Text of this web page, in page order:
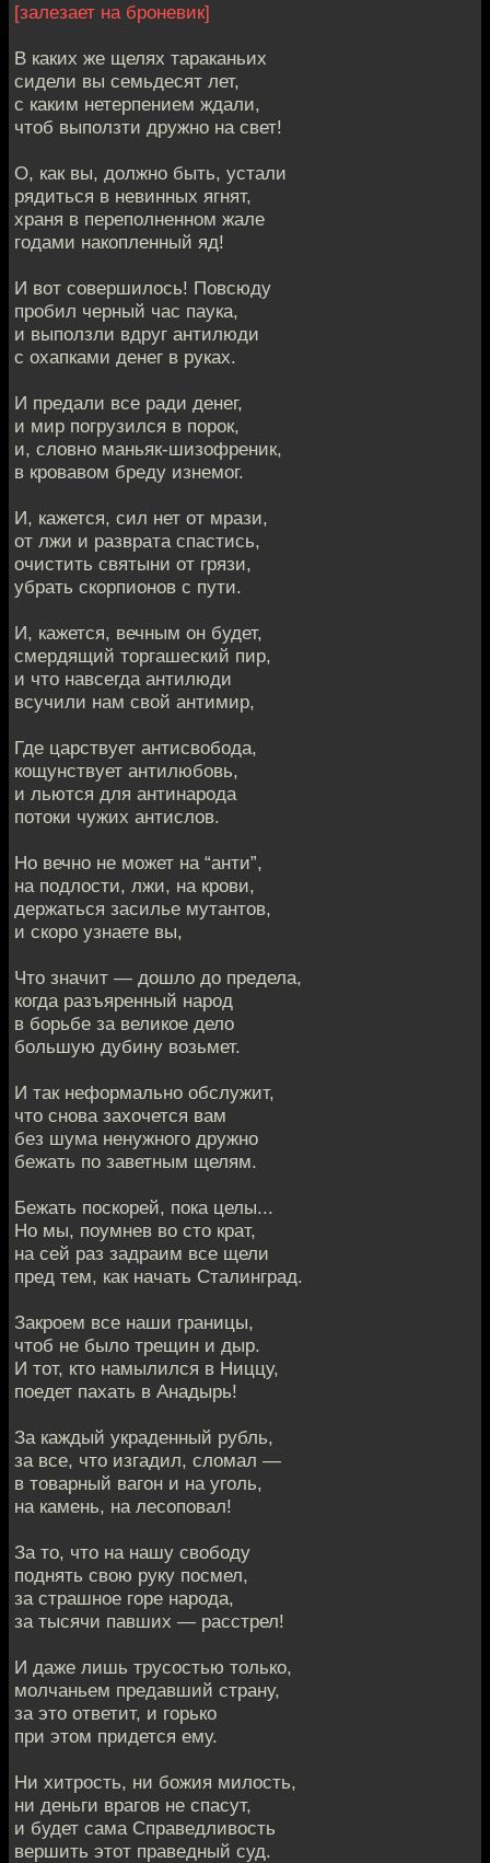
[залезает на броневик]
В каких же щелях тараканьих
сидели вы семьдесят лет,
с каким нетерпением ждали,
чтоб выползти дружно на свет!
О, как вы, должно быть, устали
рядиться в невинных ягнят,
храня в переполненном жале
годами накопленный яд!
И вот совершилось! Повсюду
пробил черный час паука,
и выползли вдруг антилюди
с охапками денег в руках.
И предали все ради денег,
и мир погрузился в порок,
и, словно маньяк-шизофреник,
в кровавом бреду изнемог.
И, кажется, сил нет от мрази,
от лжи и разврата спастись,
очистить святыни от грязи,
убрать скорпионов с пути.
И, кажется, вечным он будет,
смердящий торгашеский пир,
и что навсегда антилюди
всучили нам свой антимир,
Где царствует антисвобода,
кощунствует антилюбовь,
и льются для антинарода
потоки чужих антислов.
Но вечно не может на “анти”,
на подлости, лжи, на крови,
держаться засилье мутантов,
и скоро узнаете вы,
Что значит — дошло до предела,
когда разъяренный народ
в борьбе за великое дело
большую дубину возьмет.
И так неформально обслужит,
что снова захочется вам
без шума ненужного дружно
бежать по заветным щелям.
Бежать поскорей, пока целы...
Но мы, поумнев во сто крат,
на сей раз задраим все щели
пред тем, как начать Сталинград.
Закроем все наши границы,
чтоб не было трещин и дыр.
И тот, кто намылился в Ниццу,
поедет пахать в Анадырь!
За каждый украденный рубль,
за все, что изгадил, сломал —
в товарный вагон и на уголь,
на камень, на лесоповал!
За то, что на нашу свободу
поднять свою руку посмел,
за страшное горе народа,
за тысячи павших — расстрел!
И даже лишь трусостью только,
молчаньем предавший страну,
за это ответит, и горько
при этом придется ему.
Ни хитрость, ни божия милость,
ни деньги врагов не спасут,
и будет сама Справедливость
вершить этот праведный суд.